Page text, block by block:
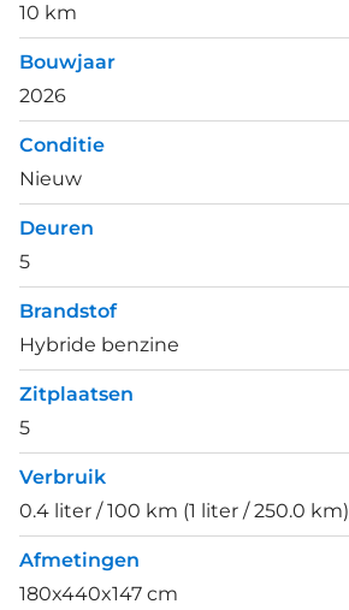
10 km
Bouwjaar
2026
Conditie
Nieuw
Deuren
5
Brandstof
Hybride benzine
Zitplaatsen
5
Verbruik
0.4 liter / 100 km (1 liter / 250.0 km)
Afmetingen
180x440x147 cm